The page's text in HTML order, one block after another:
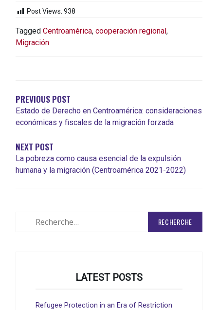
Post Views: 938
Tagged Centroamérica, cooperación regional,
Migración
L'ARTICLE
PREVIOUS POST
Estado de Derecho en Centroamérica: consideraciones
económicas y fiscales de la migración forzada
NEXT POST
La pobreza como causa esencial de la expulsión
humana y la migración (Centroamérica 2021-2022)
LATEST POSTS
Refugee Protection in an Era of Restriction